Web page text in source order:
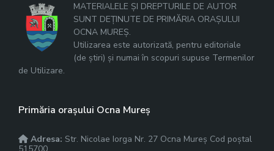
MATERIALELE ȘI DREPTURILE DE AUTOR
SUNT DEȚINUTE DE PRIMĂRIA ORAȘULUI
OCNA MUREȘ.
Utilizarea este autorizată, pentru editoriale
(de știri) și numai în scopuri supuse Termenilor
de Utilizare.
Primăria orașului Ocna Mureș
Adresa: Str. Nicolae Iorga Nr. 27 Ocna Mureș Cod poștal